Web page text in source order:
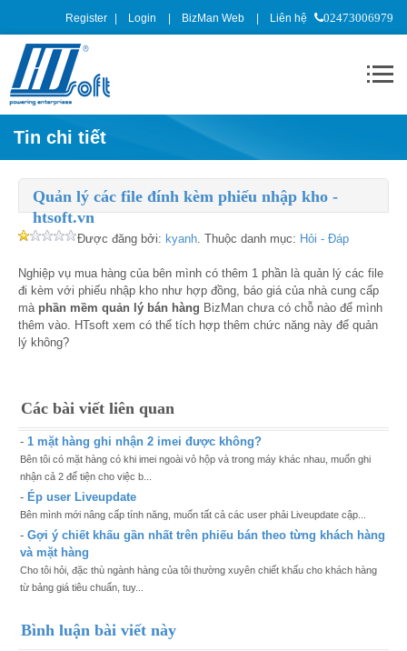
Register Login BizMan Web Liên hệ 02473006979
Tin chi tiết
Quản lý các file đính kèm phiếu nhập kho -
htsoft.vn
Được đăng bởi: kyanh. Thuộc danh mục: Hỏi - Đáp
Nghiệp vụ mua hàng của bên mình có thêm 1 phần là quản lý các file
đi kèm với phiếu nhập kho như hợp đồng, báo giá của nhà cung cấp
mà phần mềm quản lý bán hàng BizMan chưa có chỗ nào để mình
thêm vào. HTsoft xem có thể tích hợp thêm chức năng này để quản
lý không?
Các bài viết liên quan
- 1 mặt hàng ghi nhận 2 imei được không?
Bên tôi có mặt hàng có khi imei ngoài vỏ hộp và trong máy khác nhau, muốn ghi
nhận cả 2 để tiện cho việc b...
- Ép user Liveupdate
Bên mình mới nâng cấp tính năng, muốn tất cả các user phải Liveupdate cập...
- Gợi ý chiết khấu gần nhất trên phiếu bán theo từng khách hàng
và mặt hàng
Cho tôi hỏi, đặc thù ngành hàng của tôi thường xuyên chiết khấu cho khách hàng
từ bảng giá tiêu chuẩn, tuy...
Bình luận bài viết này